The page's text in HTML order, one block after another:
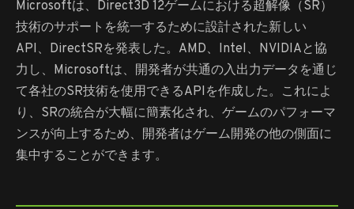
Microsoftは、Direct3D 12ゲームにおける超解像（SR）
技術のサポートを統一するために設計された新しい
API、DirectSRを発表した。AMD、Intel、NVIDIAと協
力し、Microsoftは、開発者が共通の入出力データを通じ
て各社のSR技術を使用できるAPIを作成した。これによ
り、SRの統合が大幅に簡素化され、ゲームのパフォーマ
ンスが向上するため、開発者はゲーム開発の他の側面に
集中することができます。